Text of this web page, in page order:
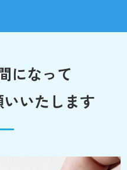
になって
いたします